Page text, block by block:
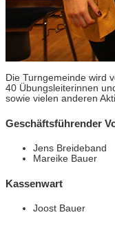
Die Turngemeinde wird
40 Übungsleiterinnen
sowie vielen anderen
Geschäftsführender
Jens Breideband
Mareike Bauer
Kassenwart
Joost Bauer